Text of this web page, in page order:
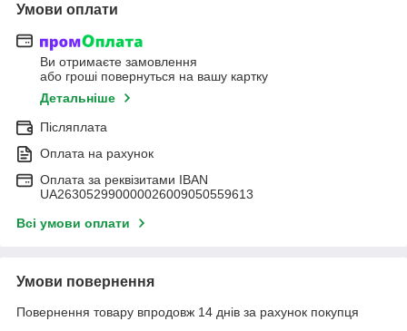
Умови оплати
Ви отримаєте замовлення
або гроші повернуться на вашу картку
Детальніше
Післяплата
Оплата на рахунок
Оплата за реквізитами IBAN
UA263052990000026009050559613
Всі умови оплати
Умови повернення
Повернення товару впродовж 14 днів за рахунок покупця